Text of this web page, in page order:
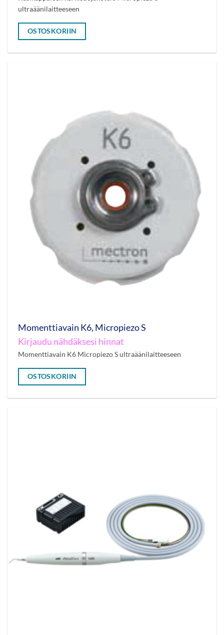
ultraäänilaitteeseen
OSTOSKORIIN
Momenttiavain K6, Micropiezo S
Kirjaudu nähdäksesi hinnat
Momenttiavain K6 Micropiezo S ultraäänilaitteeseen
OSTOSKORIIN